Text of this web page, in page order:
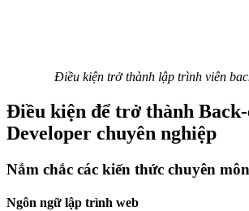
Điều kiện trở thành lập trình viên
Điều kiện để trở thành Back-
Developer chuyên nghiệp
Nắm chắc các kiến thức chuyên môn
Ngôn ngữ lập trình web